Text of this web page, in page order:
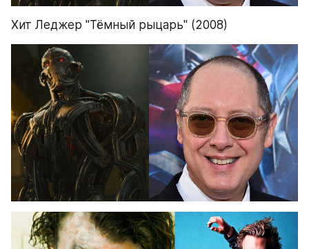
Хит Леджер "Тёмный рыцарь" (2008)